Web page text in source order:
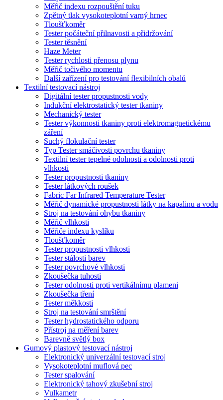
Měřič indexu rozpouštění tuku
Zpětný tlak vysokoteplotní varný hrnec
Tloušťkoměr
Tester počáteční přilnavosti a přidržování
Tester těsnění
Haze Meter
Tester rychlosti přenosu plynu
Měřič točivého momentu
Další zařízení pro testování flexibilních obalů
Textilní testovací nástroj
Digitální tester propustnosti vody
Indukční elektrostatický tester tkaniny
Mechanický tester
Tester výkonnosti tkaniny proti elektromagnetickému
záření
Suchý flokulační tester
Typ Tester smáčivosti povrchu tkaniny
Textilní tester tepelné odolnosti a odolnosti proti
vlhkosti
Tester propustnosti tkaniny
Tester látkových roušek
Fabric Far Infrared Temperature Tester
Měřič dynamické propustnosti látky na kapalinu a vodu
Stroj na testování ohybu tkaniny
Měřič vlhkosti
Měřiče indexu kyslíku
Tloušťkoměr
Tester propustnosti vlhkosti
Tester stálosti barev
Tester povrchové vlhkosti
Zkoušečka tuhosti
Tester odolnosti proti vertikálnímu plameni
Zkoušečka tření
Tester měkkosti
Stroj na testování smrštění
Tester hydrostatického odporu
Přístroj na měření barev
Barevně světlý box
Gumový plastový testovací nástroj
Elektronický univerzální testovací stroj
Vysokoteplotní muflová pec
Tester spalování
Elektronický tahový zkušební stroj
Vulkametr